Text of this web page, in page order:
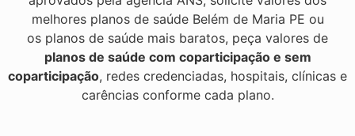
melhores planos de saúde Belém de Maria PE ou
os planos de saúde mais baratos, peça valores de
planos de saúde com coparticipação e sem
coparticipação, redes credenciadas, hospitais, clínicas e
carências conforme cada plano.